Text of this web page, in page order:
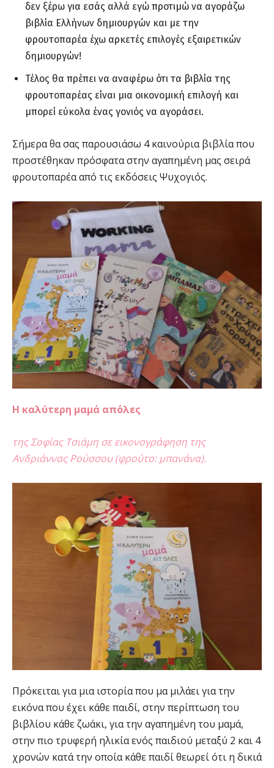
δεν ξέρω για εσάς αλλά εγώ προτιμώ να αγοράζω
βιβλία Ελλήνων δημιουργών και με την
φρουτοπαρέα έχω αρκετές επιλογές εξαιρετικών
δημιουργών!
Τέλος θα πρέπει να αναφέρω ότι τα βιβλία της
φρουτοπαρέας είναι μια οικονομική επιλογή και
μπορεί εύκολα ένας γονιός να αγοράσει.
Σήμερα θα σας παρουσιάσω 4 καινούρια βιβλία που
προστέθηκαν πρόσφατα στην αγαπημένη μας σειρά
φρουτοπαρέα από τις εκδόσεις Ψυχογιός.
Η καλύτερη μαμά απ΄όλες
της Σοφίας Τσιάμη σε εικονογράφηση της
Ανδριάννας Ρούσσου (φρούτο: μπανάνα).
Πρόκειται για μια ιστορία που μα μιλάει για την
εικόνα που έχει κάθε παιδί, στην περίπτωση του
βιβλίου κάθε ζωάκι, για την αγαπημένη του μαμά,
στην πιο τρυφερή ηλικία ενός παιδιού μεταξύ 2 και 4
χρονών κατά την οποία κάθε παιδί θεωρεί ότι η δικιά